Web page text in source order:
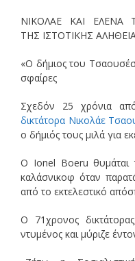
ΝΙΚΟΛΑΕ ΚΑΙ ΕΛΕΝΑ
ΤΗΣ ΙΣΤΟΤΙΚΗΣ
«Ο δήμιος του
σφαίρες
Σχεδόν 25 χρόνια
δικτάτορα Νικολάε
ο δήμιός τους μιλά για
Ο Ionel Boeru θυμάται
καλάσνικοφ όταν
από το εκτελεστικό
Ο 71χρονος
ντυμένος και μύριζε